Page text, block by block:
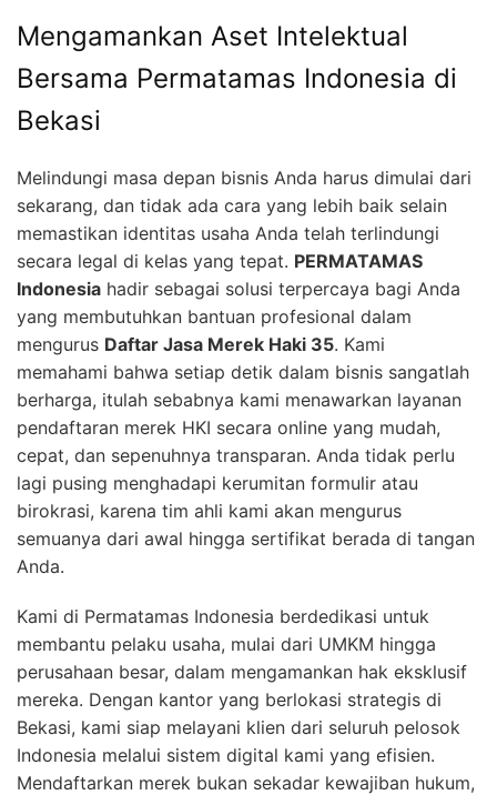
Mengamankan Aset Intelektual
Bersama Permatamas Indonesia di
Bekasi
Melindungi masa depan bisnis Anda harus dimulai dari
sekarang, dan tidak ada cara yang lebih baik selain
memastikan identitas usaha Anda telah terlindungi
secara legal di kelas yang tepat. PERMATAMAS
Indonesia hadir sebagai solusi terpercaya bagi Anda
yang membutuhkan bantuan profesional dalam
mengurus Daftar Jasa Merek Haki 35. Kami
memahami bahwa setiap detik dalam bisnis sangatlah
berharga, itulah sebabnya kami menawarkan layanan
pendaftaran merek HKI secara online yang mudah,
cepat, dan sepenuhnya transparan. Anda tidak perlu
lagi pusing menghadapi kerumitan formulir atau
birokrasi, karena tim ahli kami akan mengurus
semuanya dari awal hingga sertifikat berada di tangan
Anda.
Kami di Permatamas Indonesia berdedikasi untuk
membantu pelaku usaha, mulai dari UMKM hingga
perusahaan besar, dalam mengamankan hak eksklusif
mereka. Dengan kantor yang berlokasi strategis di
Bekasi, kami siap melayani klien dari seluruh pelosok
Indonesia melalui sistem digital kami yang efisien.
Mendaftarkan merek bukan sekadar kewajiban hukum,